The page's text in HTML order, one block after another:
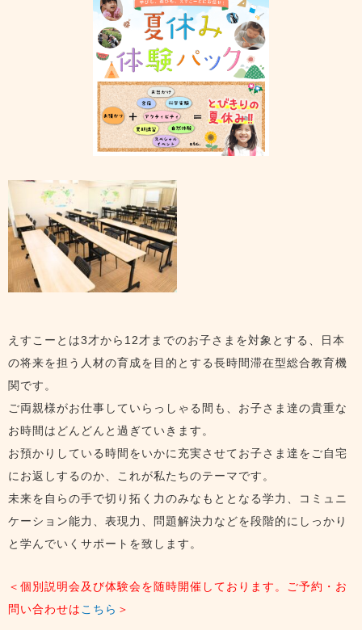
えすこーとは3才から12才までのお子さまを対象とする、日本
の将来を担う人材の育成を目的とする長時間滞在型総合教育機
関です。
ご両親様がお仕事していらっしゃる間も、お子さま達の貴重な
お時間はどんどんと過ぎていきます。
お預かりしている時間をいかに充実させてお子さま達をご自宅
にお返しするのか、これが私たちのテーマです。
未来を自らの手で切り拓く力のみなもととなる学力、コミュニ
ケーション能力、表現力、問題解決力などを段階的にしっかり
と学んでいくサポートを致します。
＜個別説明会及び体験会を随時開催しております。ご予約・お
問い合わせは こちら ＞